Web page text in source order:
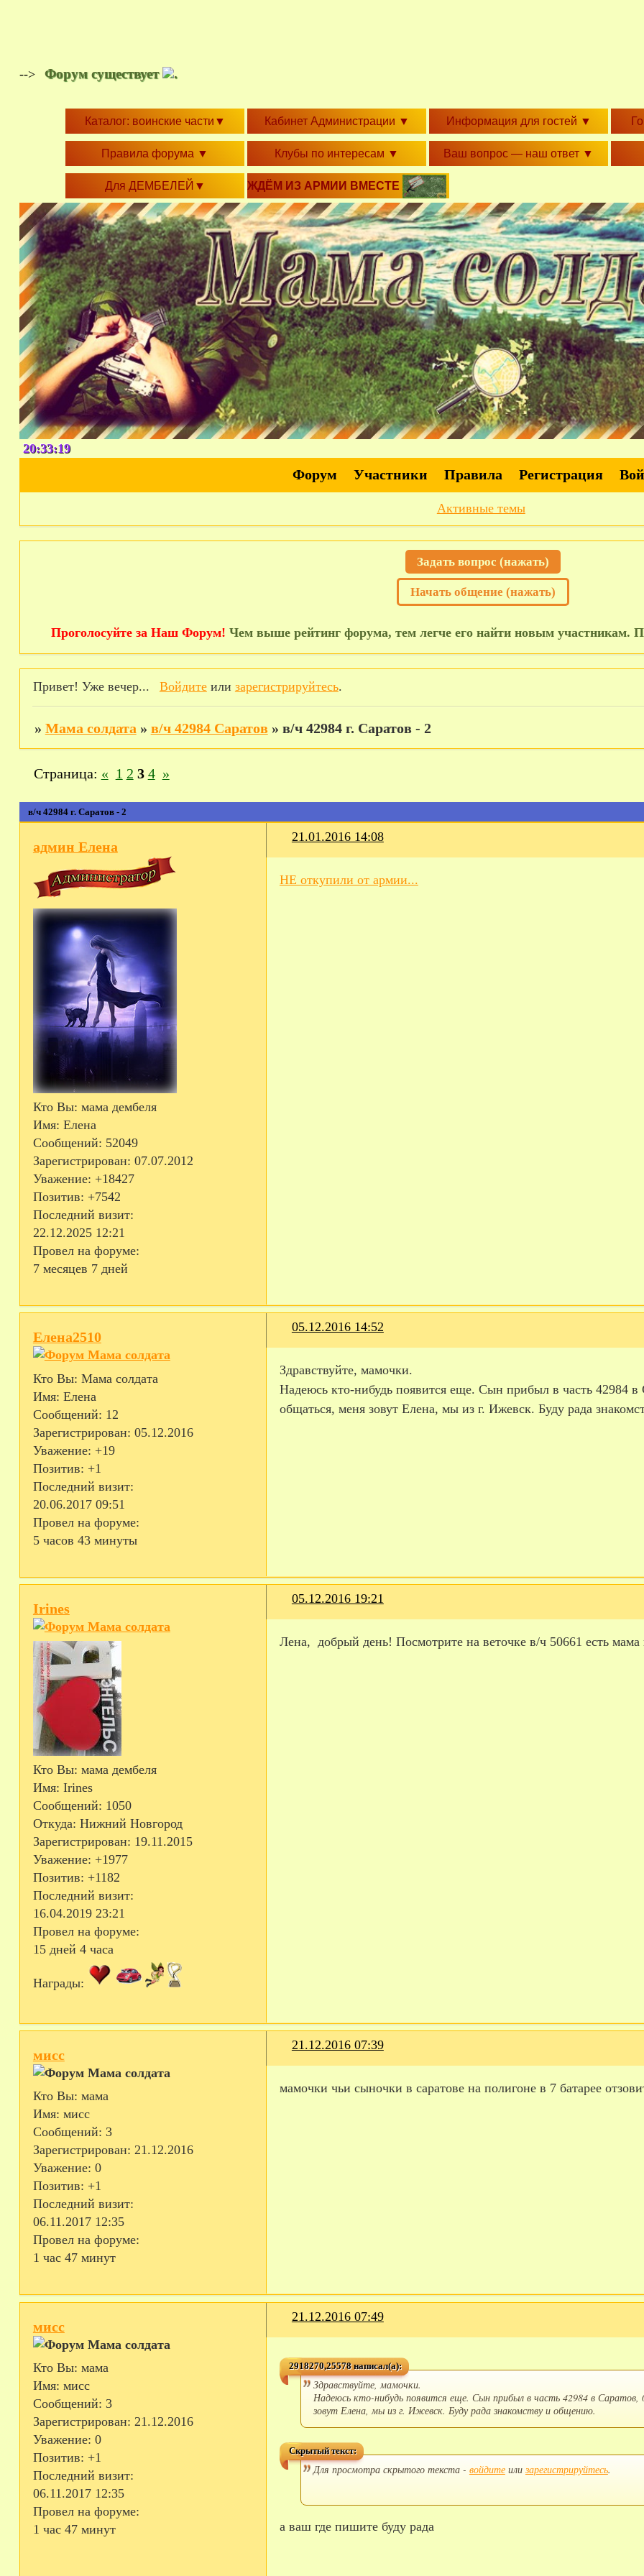
--> Форум существует .
Каталог: воинские части ▼ Кабинет Администрации ▼ Информация для гостей ▼
Правила форума ▼ Клубы по интересам ▼ Ваш вопрос — наш ответ ▼
Для ДЕМБЕЛЕЙ ▼ ЖДЁМ ИЗ АРМИИ ВМЕСТЕ
20:33:20
Форум Участники Правила Регистрация
Активные темы
Задать вопрос (нажать)
Начать общение (нажать)
Проголосуйте за Наш Форум! Чем выше рейтинг форума, тем легче его найти новым участникам.
Привет! Уже вечер... Войдитеили зарегистрируйтесь.
» Мама солдата » в/ч 42984 Саратов » в/ч 42984 г. Саратов - 2
в/ч 42984 г. Саратов - 2
Страница: « 1 2 3 4 »
21.01.2016 14:08
админ Елена
Кто Вы: мама дембеля
Имя: Елена
Сообщений: 52049
Зарегистрирован: 07.07.2012
Уважение: +18427
Позитив: +7542
Последний визит:
22.12.2025 12:21
Провел на форуме:
7 месяцев 7 дней
НЕ откупили от армии...
05.12.2016 14:52
Елена2510
Кто Вы: Мама солдата
Имя: Елена
Сообщений: 12
Зарегистрирован: 05.12.2016
Уважение: +19
Позитив: +1
Последний визит:
20.06.2017 09:51
Провел на форуме:
5 часов 43 минуты
Здравствуйте, мамочки.
Надеюсь кто-нибудь появится еще. Сын прибыл в часть 42984
общаться, меня зовут Елена, мы из г. Ижевск. Буду рада
05.12.2016 19:21
Irines
Кто Вы: мама дембеля
Имя: Irines
Сообщений: 1050
Откуда: Нижний Новгород
Зарегистрирован: 19.11.2015
Уважение: +1977
Позитив: +1182
Последний визит:
16.04.2019 23:21
Провел на форуме:
15 дней 4 часа
Награды:
Лена, добрый день! Посмотрите на веточке в/ч 50661 есть мама
21.12.2016 07:39
мисс
Кто Вы: мама
Имя: мисс
Сообщений: 3
Зарегистрирован: 21.12.2016
Уважение: 0
Позитив: +1
Последний визит:
06.11.2017 12:35
Провел на форуме:
1 час 47 минут
мамочки чьи сыночки в саратове на полигоне в 7 батарее
21.12.2016 07:49
мисс
Кто Вы: мама
Имя: мисс
Сообщений: 3
Зарегистрирован: 21.12.2016
Уважение: 0
Позитив: +1
Последний визит:
06.11.2017 12:35
Провел на форуме:
1 час 47 минут
2918270,25578 написал(а):
Здравствуйте, мамочки.
Надеюсь кто-нибудь появится еще. Сын прибыл в часть 42984 в
зовут Елена, мы из г. Ижевск. Буду рада знакомству и общению.
Скрытый текст:
Для просмотра скрытого текста - войдитеилизарегистрируйтесь.
а ваш где пишите буду рада